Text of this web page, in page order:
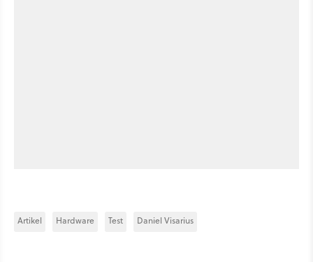
Artikel Hardware Test Daniel Visarius